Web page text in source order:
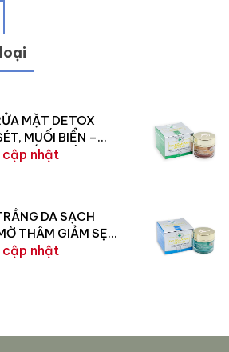
MẶT DETOX
MUỐI BIỂN –
TRẮNG HỒNG DA
nhật
DA SẠCH
THÂM GIẢM SẸO
nhật